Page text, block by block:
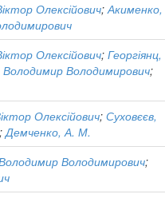
Олексійович;Акименко,
Олексійович; Георгіянц,
Володимир Володимирович;
Олексійович; Суховєєв,
;Демченко, А. М.
Володимирович;